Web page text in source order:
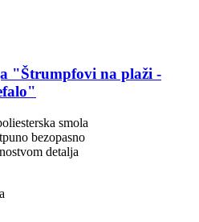
"Štrumpfovi na plaži -​
smola
bezopasno
detalja